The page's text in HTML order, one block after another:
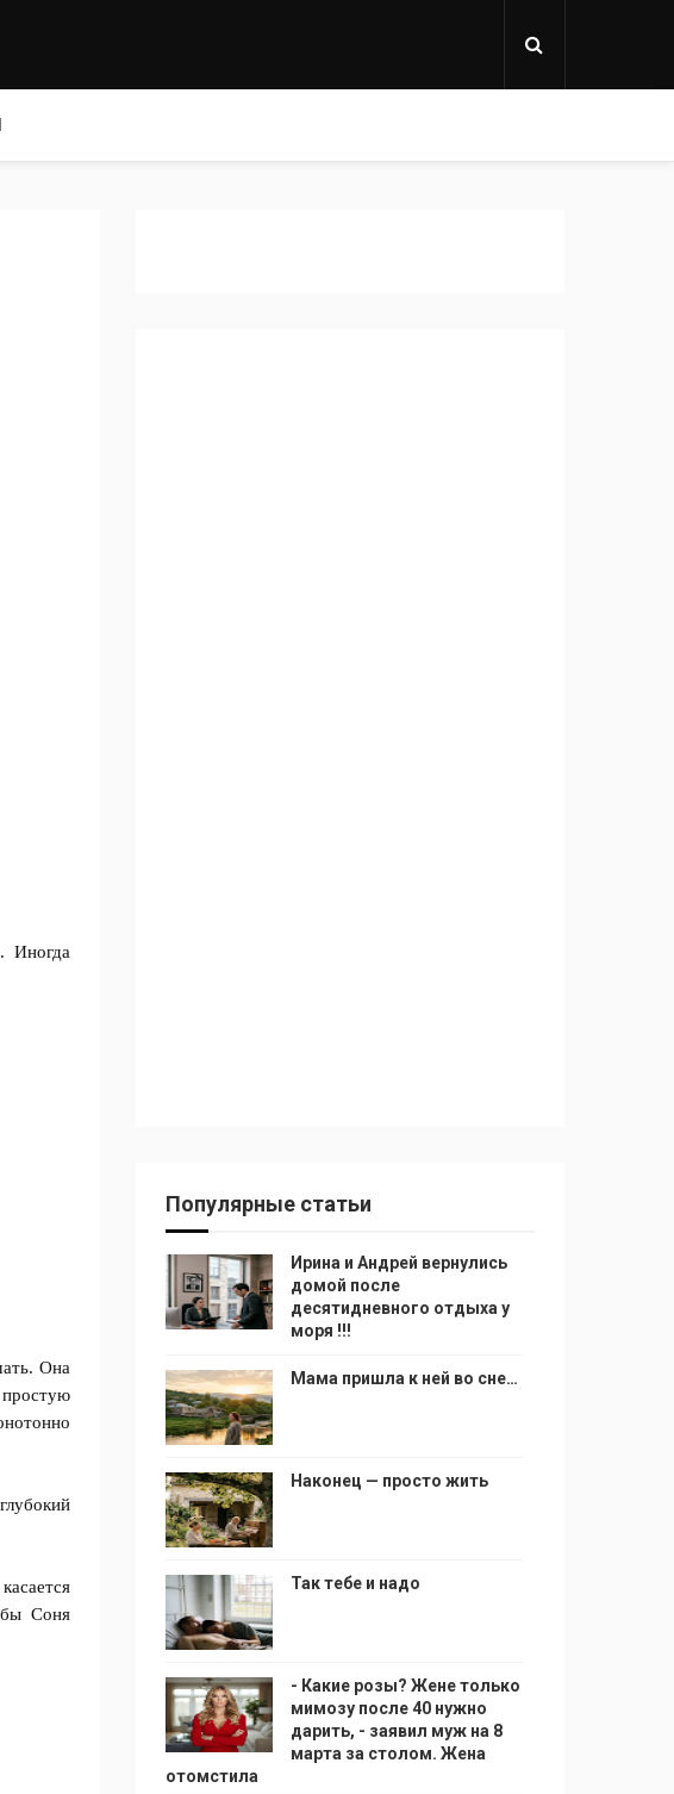
Иногда
Она
Соня
Популярные статьи
Ирина и Андрей вернулись
домой после
десятидневного отдыха у
моря !!!
Мама пришла к ней во сне…
Наконец — просто жить
Так тебе и надо
- Какие розы? Жене только
мимозу после 40 нужно
дарить, - заявил муж на 8
марта за столом. Жена
отомстила